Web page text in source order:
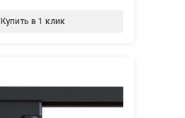
Купить в 1 клик